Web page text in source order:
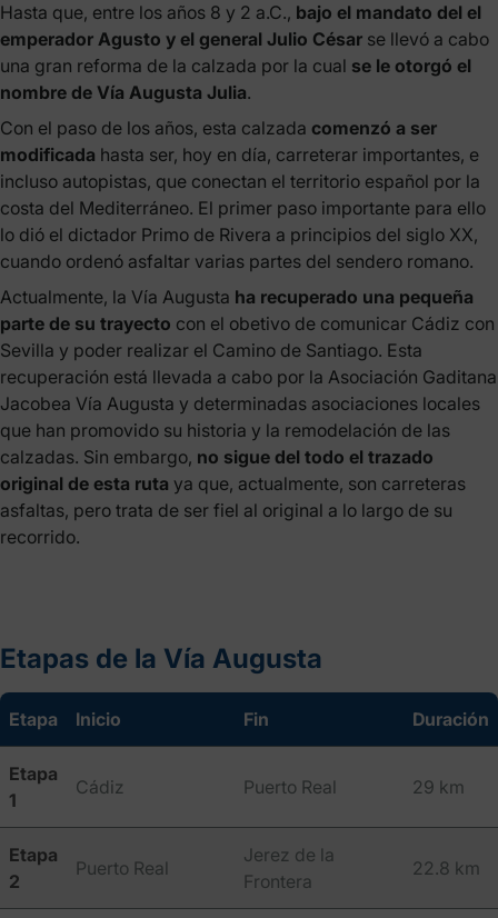
Hasta que, entre los años 8 y 2 a.C., bajo el mandato del el
emperador Agusto y el general Julio César se llevó a cabo
una gran reforma de la calzada por la cual se le otorgó el
nombre de Vía Augusta Julia.
Con el paso de los años, esta calzada comenzó a ser
modificada hasta ser, hoy en día, carreterar importantes, e
incluso autopistas, que conectan el territorio español por la
costa del Mediterráneo. El primer paso importante para ello
lo dió el dictador Primo de Rivera a principios del siglo XX,
cuando ordenó asfaltar varias partes del sendero romano.
Actualmente, la Vía Augusta ha recuperado una pequeña
parte de su trayecto con el obetivo de comunicar Cádiz con
Sevilla y poder realizar el Camino de Santiago. Esta
recuperación está llevada a cabo por la Asociación Gaditana
Jacobea Vía Augusta y determinadas asociaciones locales
que han promovido su historia y la remodelación de las
calzadas. Sin embargo, no sigue del todo el trazado
original de esta ruta ya que, actualmente, son carreteras
asfaltas, pero trata de ser fiel al original a lo largo de su
recorrido.
Etapas de la Vía Augusta
Etapa Inicio Fin Duración
Etapa
1
Cádiz Puerto Real 29 km
Etapa
2
Puerto Real
Jerez de la
Frontera
22.8 km